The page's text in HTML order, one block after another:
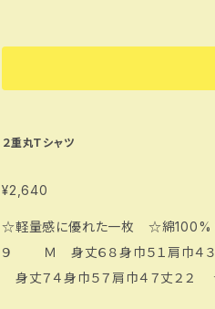
２重丸Ｔシャツ
¥2,640
☆軽量感に優れた一枚 ☆綿100%（4.０oz） ☆サイズ単位㎝ Ｓ 身丈６５身巾
９ Ｍ 身丈６８身巾５１肩巾
身丈７４身巾５７肩巾４７丈２２